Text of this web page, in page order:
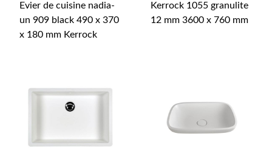
Evier de cuisine nadia-
un 909 black 490 x 370
x 180 mm Kerrock
Kerrock 1055 granulite
12 mm 3600 x 760 mm